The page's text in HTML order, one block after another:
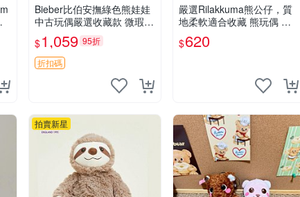
Bieber比伯安撫綠色熊娃娃
中古玩偶嚴選收藏款 微瑕輕
度使用 Bieber綠熊娃娃 中
古玩偶 微瑕
$1,059 95折
折扣碼
嚴選Rilakkuma熊公仔，質
地柔軟適合收藏 熊玩偶 柔
軟 公仔 收藏
$620
拍賣新星